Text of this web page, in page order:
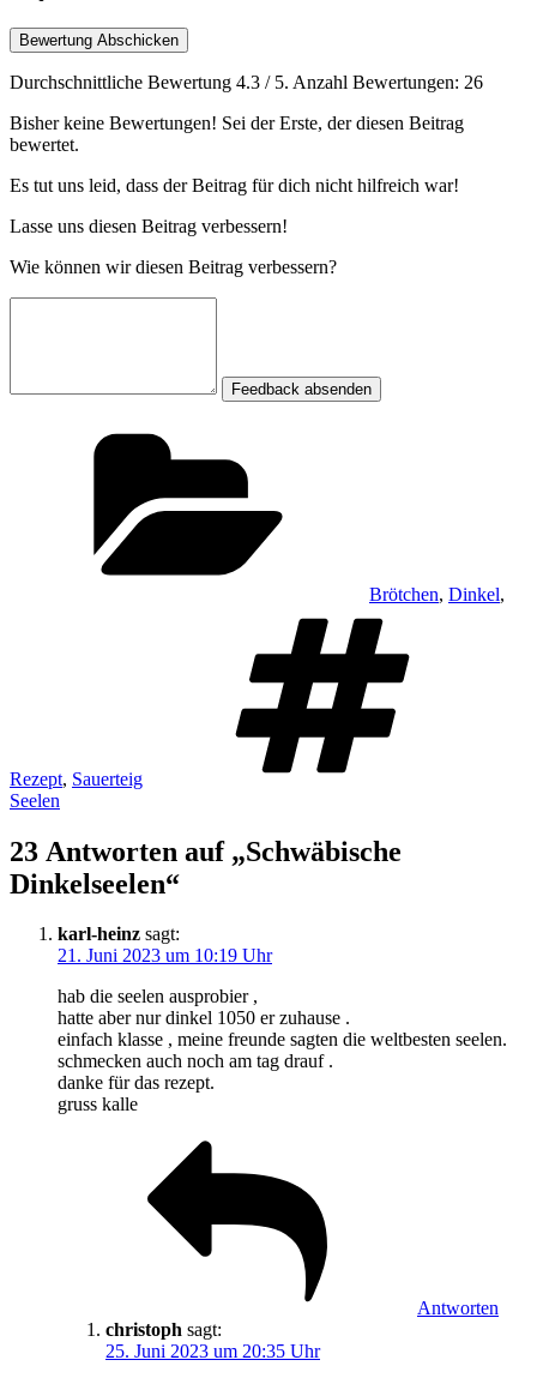
Bewertung Abschicken
Durchschnittliche Bewertung 4.3 / 5. Anzahl Bewertungen: 26
Bisher keine Bewertungen! Sei der Erste, der diesen Beitrag
bewertet.
Es tut uns leid, dass der Beitrag für dich nicht hilfreich war!
Lasse uns diesen Beitrag verbessern!
Wie können wir diesen Beitrag verbessern?
Feedback absenden
Brötchen, Dinkel,
Rezept, Sauerteig
Seelen
23 Antworten auf „Schwäbische
Dinkelseelen“
karl-heinz sagt:
21. Juni 2023 um 10:19 Uhr
hab die seelen ausprobier ,
hatte aber nur dinkel 1050 er zuhause .
einfach klasse , meine freunde sagten die weltbesten seelen.
schmecken auch noch am tag drauf .
danke für das rezept.
gruss kalle
Antworten
christoph sagt:
25. Juni 2023 um 20:35 Uhr